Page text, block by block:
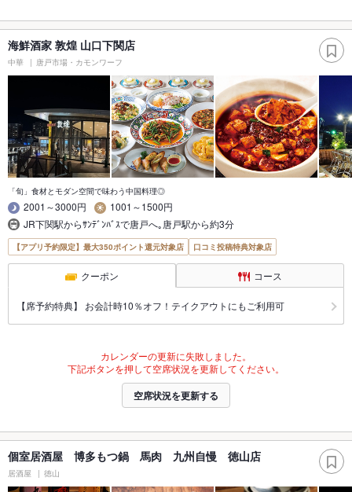
海鮮酒家 敦煌 山口下関店
中華 唐戸市場・カモンワーフ
「旬」食材とモダン空間で味わう中国料理◎
2001～3000円
1001～1500円
JR下関駅からｻﾝﾃﾞﾝﾊﾞｽで唐戸へ｡唐戸駅から約3分
【アプリ予約限定】最大350ポイント還元対象店 口コミ投稿特典対象店
クーポン コース
【席予約特典】 お会計時10％オフ！テイクアウトにもご利用可
カレンダーの更新に失敗しました。
下記ボタンを押して空席状況を更新してください。
空席状況を更新する
個室居酒屋 博多もつ鍋 馬肉 九州自慢 徳山店
居酒屋 徳山